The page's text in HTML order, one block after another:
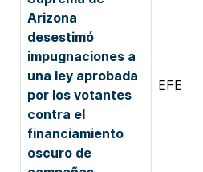
Arizona
desestimó
impugnaciones a
una ley aprobada
por los votantes
contra el
financiamiento
oscuro de
EFE